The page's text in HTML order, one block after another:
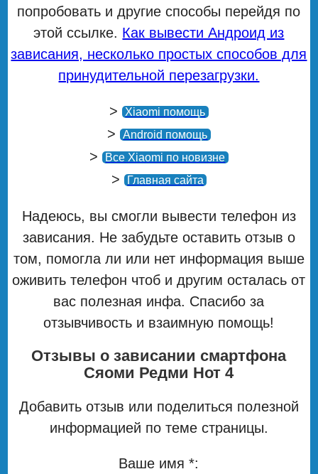
попробовать и другие способы перейдя по
этой ссылке. Как вывести Андроид из
зависания, несколько простых способов для
принудительной перезагрузки.
> Xiaomi помощь
> Android помощь
> Все Xiaomi по новизне
> Главная сайта
Надеюсь, вы смогли вывести телефон из
зависания. Не забудьте оставить отзыв о
том, помогла ли или нет информация выше
оживить телефон чтоб и другим осталась от
вас полезная инфа. Спасибо за
отзывчивость и взаимную помощь!
Отзывы о зависании смартфона
Сяоми Редми Нот 4
Добавить отзыв или поделиться полезной
информацией по теме страницы.
Ваше имя *: